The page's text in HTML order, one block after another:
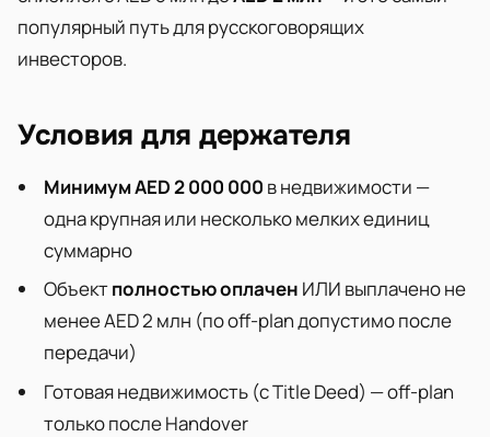
популярный путь для русскоговорящих
инвесторов.
Условия для держателя
Минимум AED 2 000 000 в недвижимости —
одна крупная или несколько мелких единиц
суммарно
Объектполностью оплачен ИЛИ выплачено не
менее AED 2 млн (по off-plan допустимо после
передачи)
Готовая недвижимость (с Title Deed) — off-plan
только после Handover